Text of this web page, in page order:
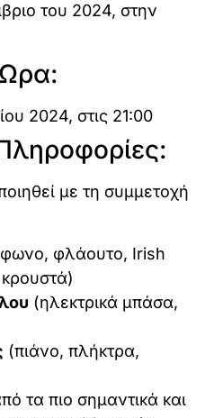
του 2024, στην
2024, στις 21:00
με τη συμμετοχή
φλάουτο, Irish
(ηλεκτρικά μπάσα,
(πιάνο, πλήκτρα,
τα πιο σημαντικά και